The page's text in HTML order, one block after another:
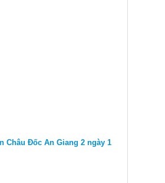
Châu Đốc An Giang 2 ngày 1